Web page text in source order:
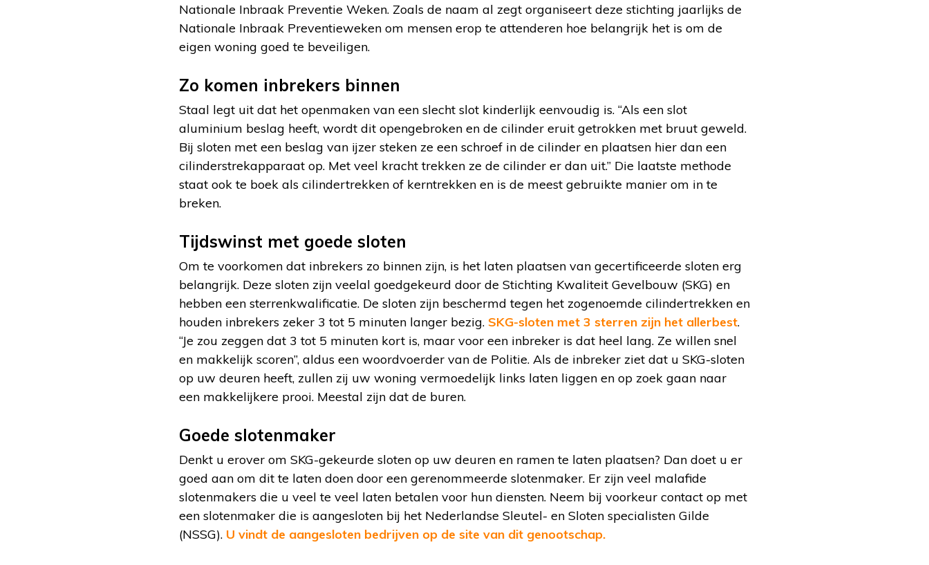
Nationale Inbraak Preventie Weken. Zoals de naam al zegt organiseert deze stichting jaarlijks de
Nationale Inbraak Preventieweken om mensen erop te attenderen hoe belangrijk het is om de
eigen woning goed te beveiligen.
Zo komen inbrekers binnen
Staal legt uit dat het openmaken van een slecht slot kinderlijk eenvoudig is. “Als een slot
aluminium beslag heeft, wordt dit opengebroken en de cilinder eruit getrokken met bruut geweld.
Bij sloten met een beslag van ijzer steken ze een schroef in de cilinder en plaatsen hier dan een
cilinderstrekapparaat op. Met veel kracht trekken ze de cilinder er dan uit.” Die laatste methode
staat ook te boek als cilindertrekken of kerntrekken en is de meest gebruikte manier om in te
breken.
Tijdswinst met goede sloten
Om te voorkomen dat inbrekers zo binnen zijn, is het laten plaatsen van gecertificeerde sloten erg
belangrijk. Deze sloten zijn veelal goedgekeurd door de Stichting Kwaliteit Gevelbouw (SKG) en
hebben een sterrenkwalificatie. De sloten zijn beschermd tegen het zogenoemde cilindertrekken en
houden inbrekers zeker 3 tot 5 minuten langer bezig. SKG-sloten met 3 sterren zijn het allerbest.
“Je zou zeggen dat 3 tot 5 minuten kort is, maar voor een inbreker is dat heel lang. Ze willen snel
en makkelijk scoren”, aldus een woordvoerder van de Politie. Als de inbreker ziet dat u SKG-sloten
op uw deuren heeft, zullen zij uw woning vermoedelijk links laten liggen en op zoek gaan naar
een makkelijkere prooi. Meestal zijn dat de buren.
Goede slotenmaker
Denkt u erover om SKG-gekeurde sloten op uw deuren en ramen te laten plaatsen? Dan doet u er
goed aan om dit te laten doen door een gerenommeerde slotenmaker. Er zijn veel malafide
slotenmakers die u veel te veel laten betalen voor hun diensten. Neem bij voorkeur contact op met
een slotenmaker die is aangesloten bij het Nederlandse Sleutel- en Sloten specialisten Gilde
(NSSG). U vindt de aangesloten bedrijven op de site van dit genootschap.